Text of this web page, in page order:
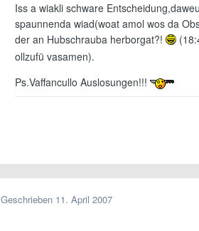
Iss a wiakli schware
spaunnenda wiad(woat amol wos da
der an Hubschrauba herborgat?!
ollzufü vasamen).
Ps.Vaffancullo Auslosungen!!!
Geschrieben 11. April 2007